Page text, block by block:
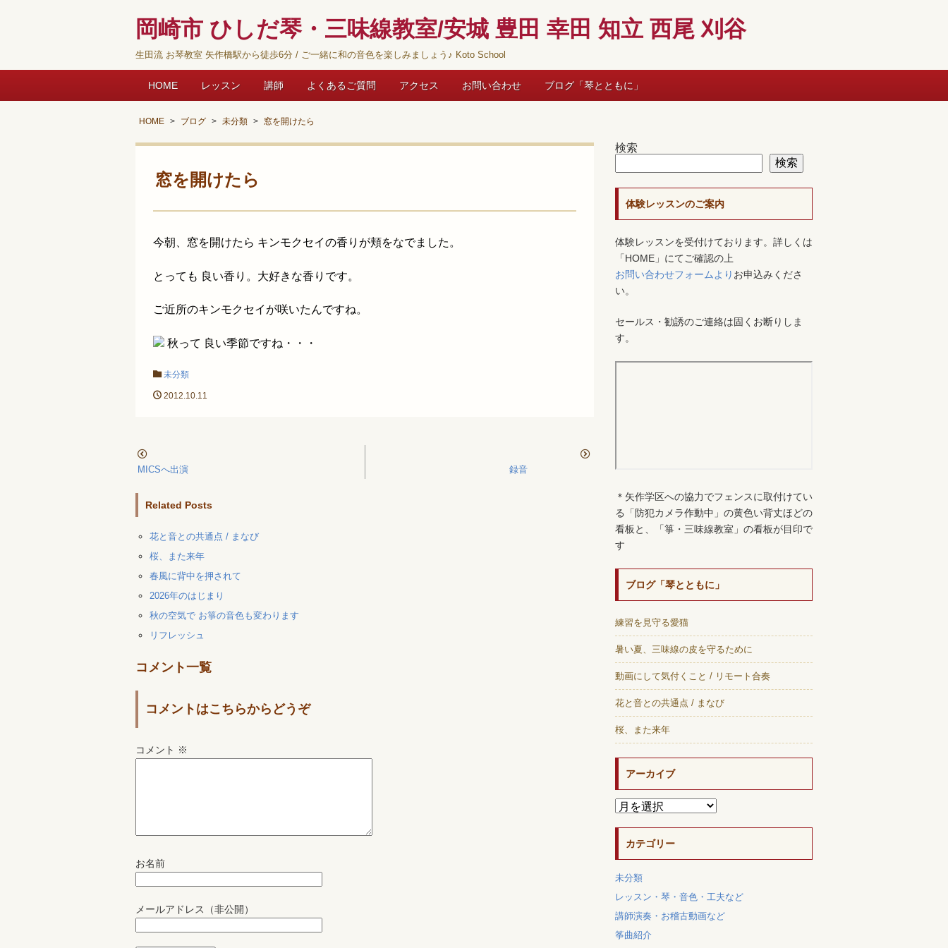
岡崎市 ひしだ琴・三味線教室/安城 豊田 幸田 知立 西尾 刈谷
生田流 お琴教室 矢作橋駅から徒歩6分 / ご一緒に和の音色を楽しみましょう♪ Koto School
HOME レッスン 講師 よくあるご質問 アクセス お問い合わせ ブログ「琴とともに」
HOME ブログ 未分類 窓を開けたら
窓を開けたら
今朝、窓を開けたら キンモクセイの香りが頬をなでました。
とっても 良い香り。大好きな香りです。
ご近所のキンモクセイが咲いたんですね。
秋って 良い季節ですね・・・
未分類
2012.10.11
MICSへ出演 録音
Related Posts
花と音との共通点 / まなび
桜、また来年
春風に背中を押されて
2026年のはじまり
秋の空気で お箏の音色も変わります
リフレッシュ
コメント一覧
コメントはこちらからどうぞ
コメント ※
お名前
メールアドレス（非公開）
検索
検索
体験レッスンのご案内
体験レッスンを受付けております。詳しくは
「HOME」にてご確認の上
お問い合わせフォームより お申込みくださ
い。
セールス・勧誘のご連絡は固くお断りしま
す。
＊矢作学区への協力でフェンスに取付けてい
る「防犯カメラ作動中」の黄色い背丈ほどの
看板と、「箏・三味線教室」の看板が目印で
す
ブログ「琴とともに」
練習を見守る愛猫
暑い夏、三味線の皮を守るために
動画にして気付くこと / リモート合奏
花と音との共通点 / まなび
桜、また来年
アーカイブ
カテゴリー
未分類
レッスン・琴・音色・工夫など
講師演奏・お稽古動画など
筝曲紹介